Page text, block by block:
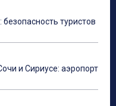
туристов
и Сириусе: аэропорт